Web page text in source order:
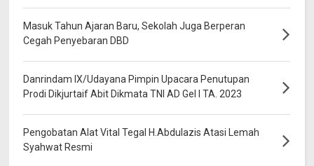
Masuk Tahun Ajaran Baru, Sekolah Juga Berperan
Cegah Penyebaran DBD
Danrindam IX/Udayana Pimpin Upacara Penutupan
Prodi Dikjurtaif Abit Dikmata TNI AD Gel I TA. 2023
Pengobatan Alat Vital Tegal H.Abdulazis Atasi Lemah
Syahwat Resmi